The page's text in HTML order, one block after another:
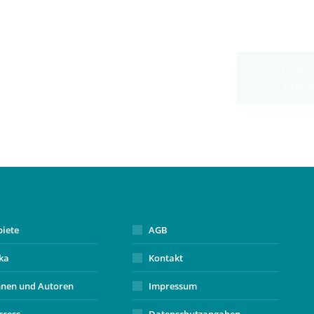
und Autoren
AGB
Kontakt
Impressum